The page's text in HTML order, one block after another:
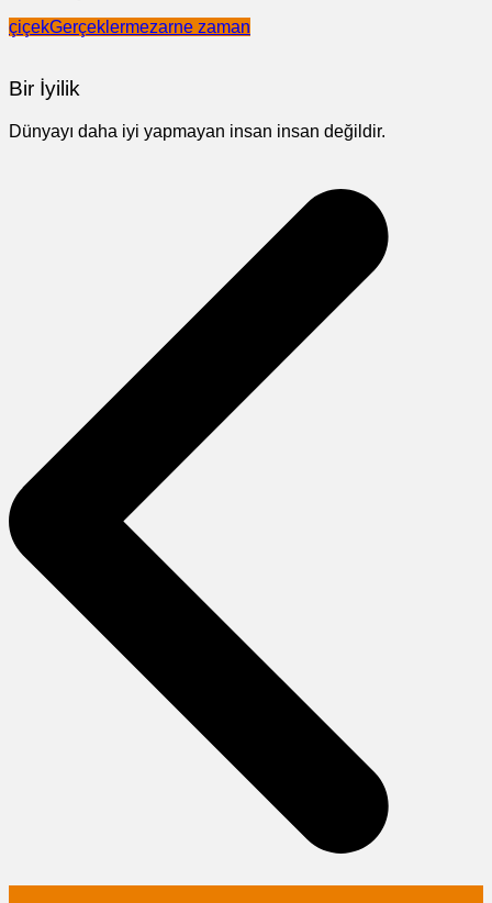
çiçekGerçeklermezarne zaman
Bir İyilik
Dünyayı daha iyi yapmayan insan insan değildir.